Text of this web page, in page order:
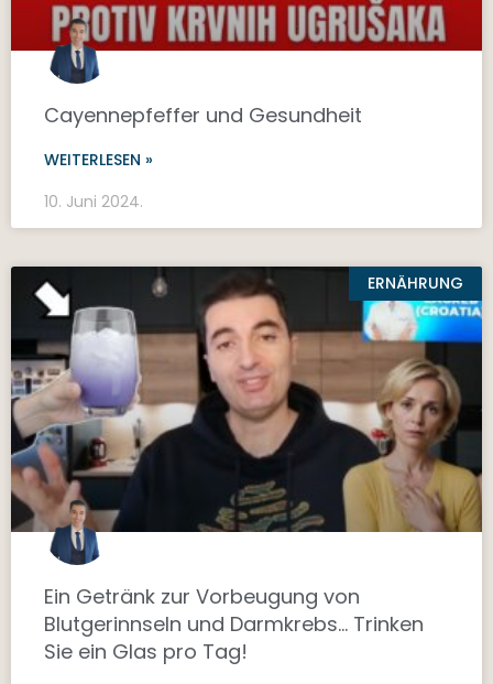
Cayennepfeffer und Gesundheit
WEITERLESEN »
10. Juni 2024.
ERNÄHRUNG
Ein Getränk zur Vorbeugung von
Blutgerinnseln und Darmkrebs… Trinken
Sie ein Glas pro Tag!